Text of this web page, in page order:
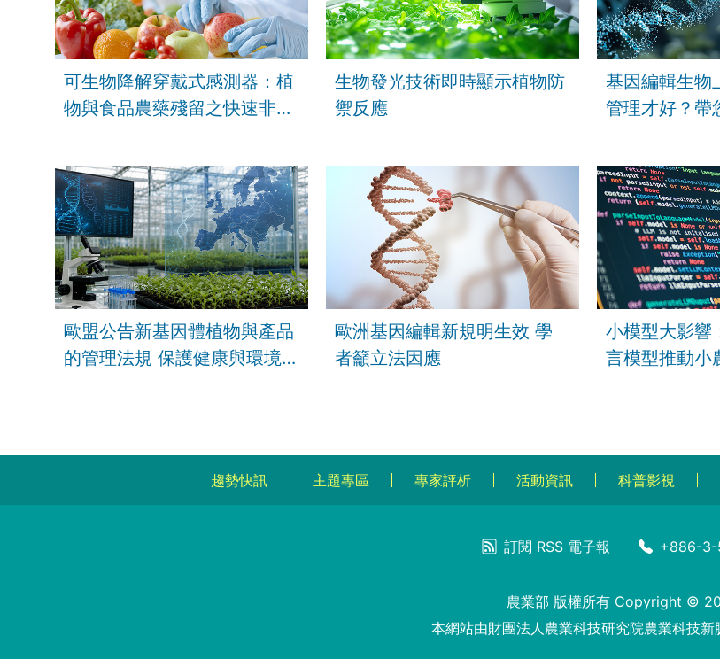
可生物降解穿戴式感測器：植
物與食品農藥殘留之快速非破
生物發光技術即時顯示植物防
禦反應
基因編輯生物
管理才好？帶
歐盟公告新基因體植物與產品
的管理法規 保護健康與環境
歐洲基因編輯新規明生效 學
者籲立法因應
小模型大影響
言模型推動小
趨勢快訊 主題專區 專家評析 活動資訊 科普影視
訂閱 RSS 電子報 +886-3-
農業部 版權所有 Copyright ©
本網站由財團法人農業科技研究院農業科技